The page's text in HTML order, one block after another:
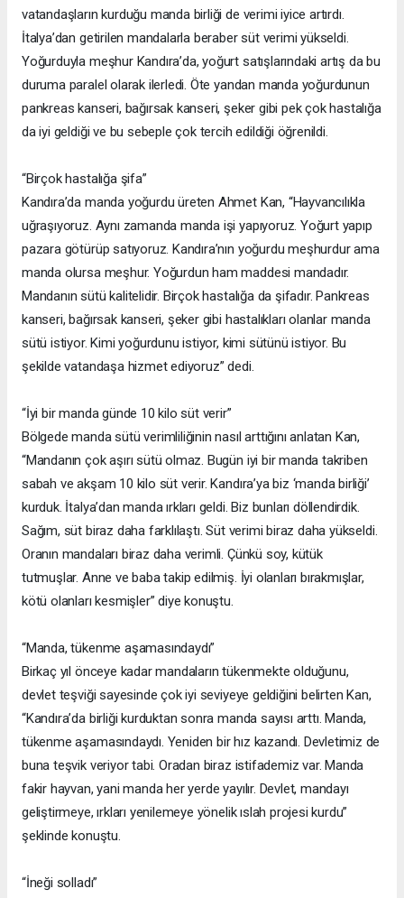
vatandaşların kurduğu manda birliği de verimi iyice artırdı.
İtalya’dan getirilen mandalarla beraber süt verimi yükseldi.
Yoğurduyla meşhur Kandıra’da, yoğurt satışlarındaki artış da bu
duruma paralel olarak ilerledi. Öte yandan manda yoğurdunun
pankreas kanseri, bağırsak kanseri, şeker gibi pek çok hastalığa
da iyi geldiği ve bu sebeple çok tercih edildiği öğrenildi.
“Birçok hastalığa şifa”
Kandıra’da manda yoğurdu üreten Ahmet Kan, “Hayvancılıkla
uğraşıyoruz. Aynı zamanda manda işi yapıyoruz. Yoğurt yapıp
pazara götürüp satıyoruz. Kandıra’nın yoğurdu meşhurdur ama
manda olursa meşhur. Yoğurdun ham maddesi mandadır.
Mandanın sütü kalitelidir. Birçok hastalığa da şifadır. Pankreas
kanseri, bağırsak kanseri, şeker gibi hastalıkları olanlar manda
sütü istiyor. Kimi yoğurdunu istiyor, kimi sütünü istiyor. Bu
şekilde vatandaşa hizmet ediyoruz” dedi.
“İyi bir manda günde 10 kilo süt verir”
Bölgede manda sütü verimliliğinin nasıl arttığını anlatan Kan,
“Mandanın çok aşırı sütü olmaz. Bugün iyi bir manda takriben
sabah ve akşam 10 kilo süt verir. Kandıra’ya biz ‘manda birliği’
kurduk. İtalya’dan manda ırkları geldi. Biz bunları döllendirdik.
Sağım, süt biraz daha farklılaştı. Süt verimi biraz daha yükseldi.
Oranın mandaları biraz daha verimli. Çünkü soy, kütük
tutmuşlar. Anne ve baba takip edilmiş. İyi olanları bırakmışlar,
kötü olanları kesmişler” diye konuştu.
“Manda, tükenme aşamasındaydı”
Birkaç yıl önceye kadar mandaların tükenmekte olduğunu,
devlet teşviği sayesinde çok iyi seviyeye geldiğini belirten Kan,
“Kandıra’da birliği kurduktan sonra manda sayısı arttı. Manda,
tükenme aşamasındaydı. Yeniden bir hız kazandı. Devletimiz de
buna teşvik veriyor tabi. Oradan biraz istifademiz var. Manda
fakir hayvan, yani manda her yerde yayılır. Devlet, mandayı
geliştirmeye, ırkları yenilemeye yönelik ıslah projesi kurdu”
şeklinde konuştu.
“İneği solladı”